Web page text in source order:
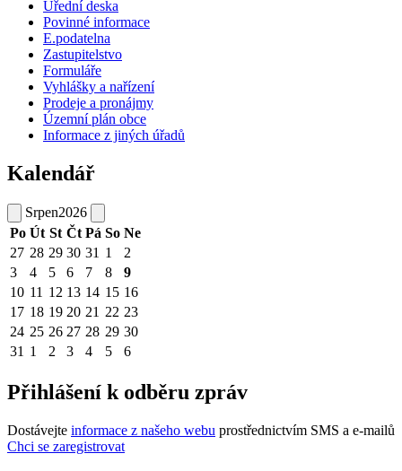
Úřední deska
Povinné informace
E.podatelna
Zastupitelstvo
Formuláře
Vyhlášky a nařízení
Prodeje a pronájmy
Územní plán obce
Informace z jiných úřadů
Kalendář
Srpen2026
Po Út St Čt Pá So Ne
27 28 29 30 31 1
2
3
4 5 6 7 8
9
10 11 12 13 14 15 16
17 18 19 20 21 22 23
24 25 26 27 28 29 30
31 1 2 3 4 5 6
Přihlášení k odběru zpráv
Dostávejte informace z našeho webu prostřednictvím SMS a e-mailů
Chci se zaregistrovat